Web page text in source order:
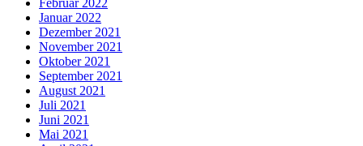
Januar 2022
Dezember 2021
November 2021
Oktober 2021
September 2021
August 2021
Juli 2021
Juni 2021
Mai 2021